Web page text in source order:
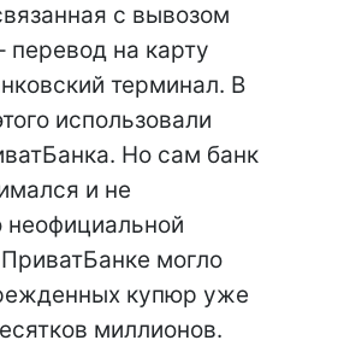
с вывозом
перевод на карту
терминал. В
использовали
Но сам банк
и не
неофициальной
могло
купюр уже
миллионов.